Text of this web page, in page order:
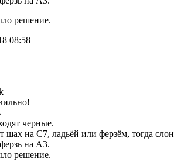
решение.
08:58
черные.
шах на С7, ладьёй или ферзём, тогда слон
на А3.
решение.